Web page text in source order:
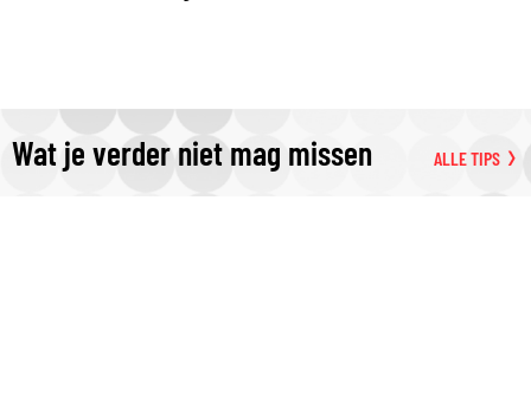
Wat je verder niet mag missen ALLE TIPS